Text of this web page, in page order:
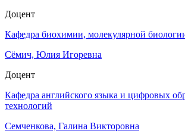
Доцент
Кафедра биохимии, молекулярной
Сёмич, Юлия Игоревна
Доцент
Кафедра английского языка и цифровых
технологий
Семченкова, Галина Викторовна